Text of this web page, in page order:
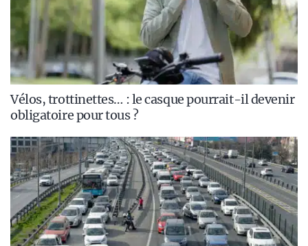
Vélos, trottinettes… : le casque pourrait-il devenir
obligatoire pour tous ?